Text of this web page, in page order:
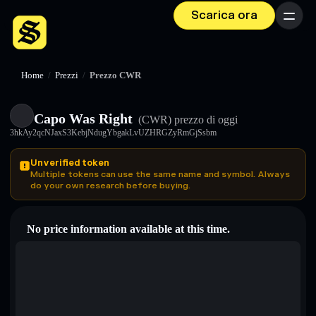
Scarica ora Menu
Home / Prezzi / Prezzo CWR
Capo Was Right (CWR) prezzo di oggi
3hkAy2qcNJaxS3KebjNdugYbgakLvUZHRGZyRmGjSsbm
Unverified token
Multiple tokens can use the same name and symbol. Always
do your own research before buying.
No price information available at this time.